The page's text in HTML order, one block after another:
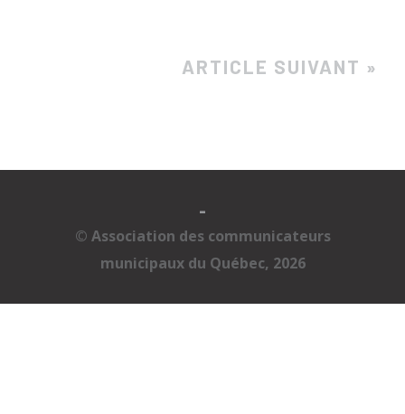
ARTICLE SUIVANT »
-
© Association des communicateurs
municipaux du Québec, 2026